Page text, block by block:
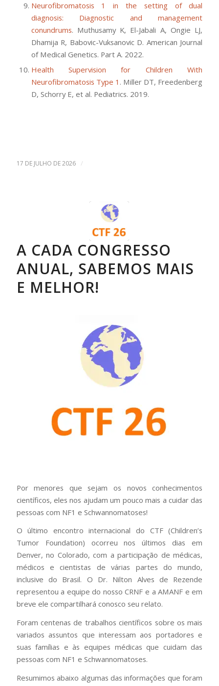
Neurofibromatosis 1 in the setting of dual
diagnosis: Diagnostic and management
conundrums. Muthusamy K, El-Jabali A, Ongie LJ,
Dhamija R, Babovic-Vuksanovic D. American Journal
of Medical Genetics. Part A. 2022.
Health Supervision for Children With
Neurofibromatosis Type 1 . Miller DT, Freedenberg
D, Schorry E, et al. Pediatrics. 2019.
17 DE JULHO DE 2026 /
A CADA CONGRESSO
ANUAL, SABEMOS MAIS
E MELHOR!
Por menores que sejam os novos conhecimentos
científicos, eles nos ajudam um pouco mais a cuidar das
pessoas com NF1 e Schwannomatoses!
O último encontro internacional do CTF (Children’s
Tumor Foundation) ocorreu nos últimos dias em
Denver, no Colorado, com a participação de médicas,
médicos e cientistas de várias partes do mundo,
inclusive do Brasil. O Dr. Nilton Alves de Rezende
representou a equipe do nosso CRNF e a AMANF e em
breve ele compartilhará conosco seu relato.
Foram centenas de trabalhos científicos sobre os mais
variados assuntos que interessam aos portadores e
suas famílias e às equipes médicas que cuidam das
pessoas com NF1 e Schwannomatoses.
Resumimos abaixo algumas das informações que foram